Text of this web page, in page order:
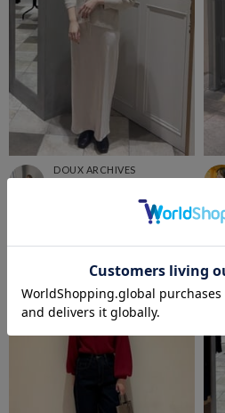
DOUX ARCHIVES